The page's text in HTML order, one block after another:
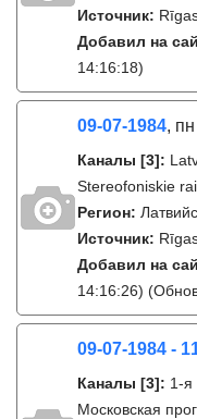
Источник:
Добавил на
14:16:18)
09-07-1984, пн
Каналы [3]:
Stereofoniskie
Регион:
Источник:
Добавил на
14:16:26)
09-07-1984 -
Каналы [3]: 1-я
Московская